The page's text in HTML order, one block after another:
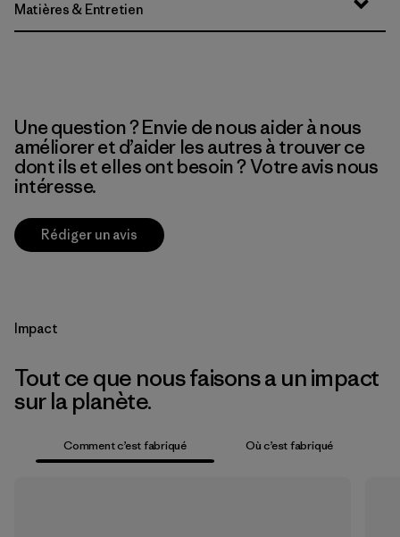
Matières & Entretien
Une question ? Envie de nous aider à nous
améliorer et d’aider les autres à trouver ce
dont ils et elles ont besoin ? Votre avis nous
intéresse.
Rédiger un avis
Impact
Tout ce que nous faisons a un impact
sur la planète.
Comment c’est fabriqué Où c’est fabriqué